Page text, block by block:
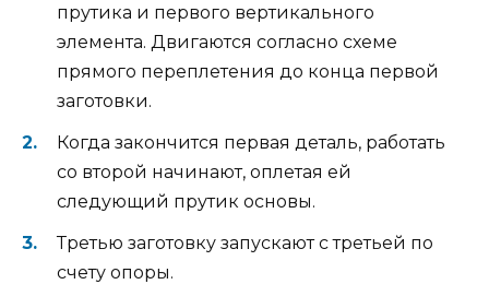
прутика и первого вертикального
элемента. Двигаются согласно схеме
прямого переплетения до конца первой
заготовки.
Когда закончится первая деталь, работать
со второй начинают, оплетая ей
следующий прутик основы.
Третью заготовку запускают с третьей по
счету опоры.